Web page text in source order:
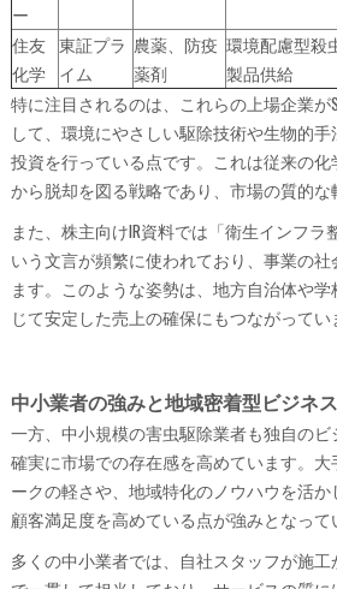
ー
住友
化学
東証プラ
イム
農薬、防疫
薬剤
環境配慮型殺
製品供給
特に注目されるのは、これらの上場企業が
して、環境にやさしい駆除技術や生物的
投資を行っている点です。これは従来の
から脱却を図る戦略であり、市場の質的な
また、株主向けIR資料では「衛生インフラ
いう文言が頻繁に使われており、事業の
ます。このような姿勢は、地方自治体や
じて安定した売上の確保にもつながってい
中小業者の強みと地域密着型ビジネ
一方、中小規模の害虫駆除業者も独自のビ
確実に市場での存在感を高めています。
ークの軽さや、地域特化のノウハウを活
顧客満足度を高めている点が強みとなって
多くの中小業者では、自社スタッフが施